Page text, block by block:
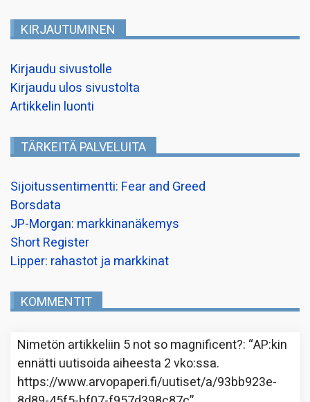
KIRJAUTUMINEN
Kirjaudu sivustolle
Kirjaudu ulos sivustolta
Artikkelin luonti
TÄRKEITÄ PALVELUITA
Sijoitussentimentti: Fear and Greed
Borsdata
JP-Morgan: markkinanäkemys
Short Register
Lipper: rahastot ja markkinat
KOMMENTIT
Nimetön artikkeliin 5 not so magnificent?: “AP:kin
ennätti uutisoida aiheesta 2 vko:ssa.
https://www.arvopaperi.fi/uutiset/a/93bb923e-